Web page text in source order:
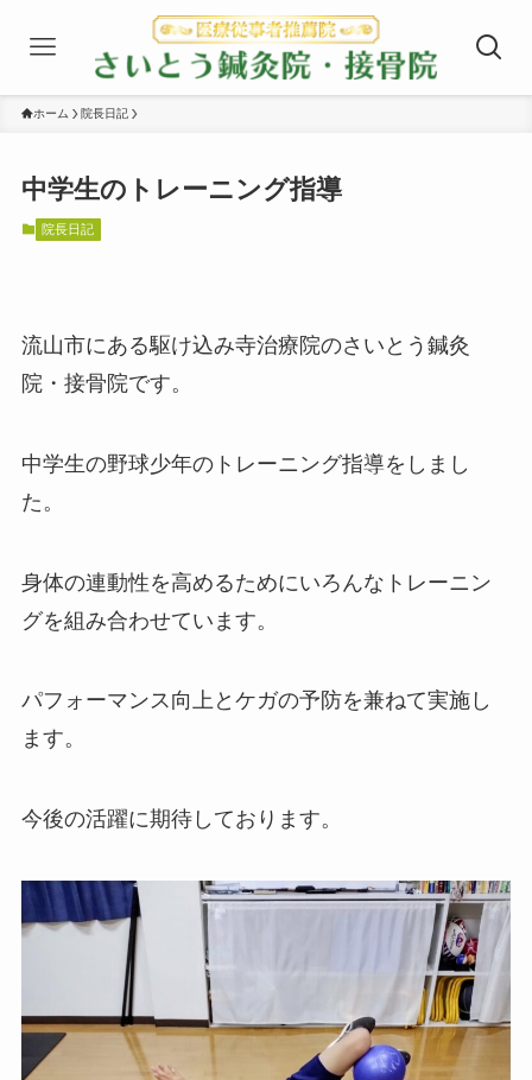
ホーム 院長日記
中学生のトレーニング指導
院長日記
流山市にある駆け込み寺治療院のさいとう鍼灸
院・接骨院です。
中学生の野球少年のトレーニング指導をしまし
た。
身体の連動性を高めるためにいろんなトレーニン
グを組み合わせています。
パフォーマンス向上とケガの予防を兼ねて実施し
ます。
今後の活躍に期待しております。